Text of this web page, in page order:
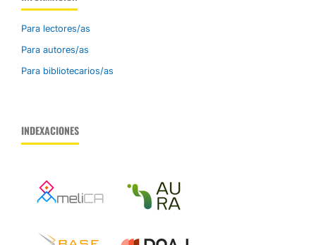
Para lectores/as
Para autores/as
Para bibliotecarios/as
INDEXACIONES